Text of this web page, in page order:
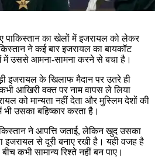
पाकिस्तान का खेलों में इजरायल को लेकर
ने कई बार इजरायल का बायकॉट
में उससे आमना-सामना करने से बचा है।
इजरायल के खिलाफ मैदान पर उतरे ही
आखिरी वक्त पर नाम वापस ले लिया
को मान्यता नहीं देता और मुस्लिम देशों की
उसका बहिष्कार करता है।
ने आपत्ति जताई, लेकिन खुद उसका
इजरायल से दूरी बनाए रखी है। यही वजह है
कभी सामान्य रिश्ते नहीं बन पाए।